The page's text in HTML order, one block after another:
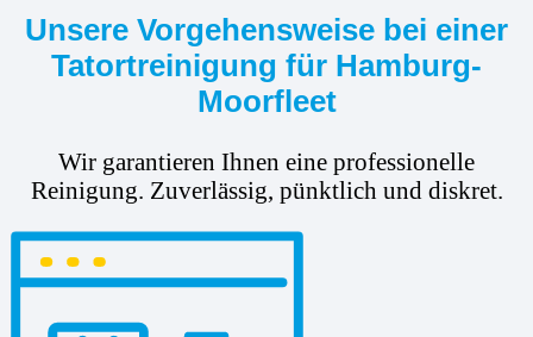
Unsere Vorgehensweise bei einer
Tatortreinigung für Hamburg-
Moorfleet
Wir garantieren Ihnen eine professionelle
Reinigung. Zuverlässig, pünktlich und diskret.